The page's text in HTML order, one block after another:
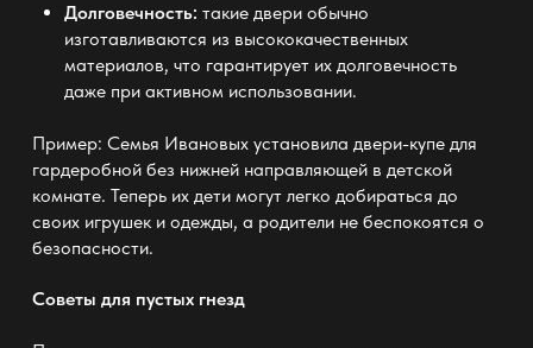
Долговечность: такие двери обычно
изготавливаются из высококачественных
материалов, что гарантирует их долговечность
даже при активном использовании.
Пример: Семья Ивановых установила двери-купе для
гардеробной без нижней направляющей в детской
комнате. Теперь их дети могут легко добираться до
своих игрушек и одежды, а родители не беспокоятся о
безопасности.
Советы для пустых гнезд